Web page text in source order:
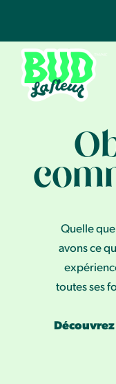
Quelle
avons ce
toutes ses